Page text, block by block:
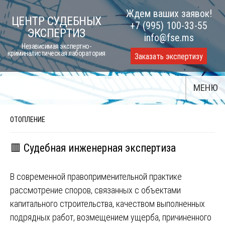
Skip
to
content
ЦЕНТР СУДЕБНЫХ
ЭКСПЕРТИЗ
Независимая экспертно-
криминалистическая лаборатория
Ждем ваших заявок!
+7 (995) 100-33-55
info@fse.ms
Заказать экспертизу
МЕНЮ
ОТОПЛЕНИЕ
🟥 Судебная инженерная экспертиза
В современной правоприменительной практике
рассмотрение споров, связанных с объектами
капитального строительства, качеством выполненных
подрядных работ, возмещением ущерба, причиненного